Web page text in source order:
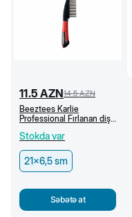
11.5 AZN14.5 AZN
Beeztees Karlie
Professional Fırlanan dişli
Stokda var
21x6,5 sm
Səbətə at